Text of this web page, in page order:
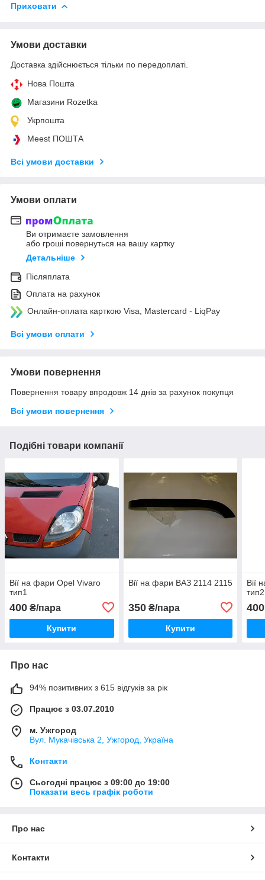
Приховати
Умови доставки
Доставка здійснюється тільки по передоплаті.
Нова Пошта
Магазини Rozetka
Укрпошта
Meest ПОШТА
Всі умови доставки
Умови оплати
Ви отримаєте замовлення
або гроші повернуться на вашу картку
Детальніше
Післяплата
Оплата на рахунок
Онлайн-оплата карткою Visa, Mastercard - LiqPay
Всі умови оплати
Умови повернення
Повернення товару впродовж 14 днів за рахунок покупця
Всі умови повернення
Подібні товари компанії
Вії на фари Opel Vivaro
тип1
400 ₴/пара
Купити
Вії на фари ВАЗ 2114 2115
350₴/пара
Купити
Вії
тип2
400
Про нас
94% позитивних з 615 відгуків за рік
Працює з 03.07.2010
м. Ужгород
Вул. Мукачівська 2, Ужгород, Україна
Контакти
Сьогодні працює з 09:00 до 19:00
Показати весь графік роботи
Про нас
Контакти